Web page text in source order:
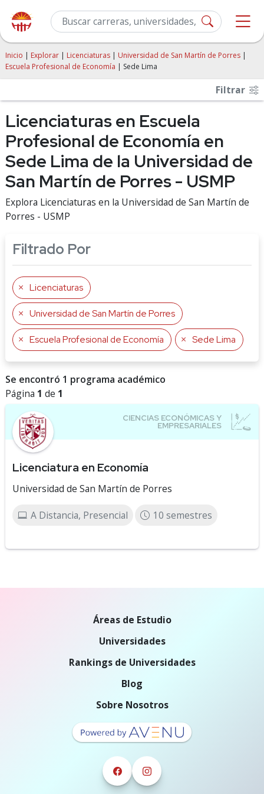
Inicio | Explorar | Licenciaturas | Universidad de San Martín de Porres |
Escuela Profesional de Economía | Sede Lima
Filtrar
Licenciaturas en Escuela
Profesional de Economía en
Sede Lima de la Universidad de
San Martín de Porres - USMP
Explora Licenciaturas en la Universidad de San Martín de
Porres - USMP
Filtrado Por
Licenciaturas
Universidad de San Martín de Porres
Escuela Profesional de Economía Sede Lima
Se encontró 1 programa académico
Página 1 de 1
Licenciatura en Economía
Universidad de San Martín de Porres
A Distancia, Presencial 10 semestres
Áreas de Estudio
Universidades
Rankings de Universidades
Blog
Sobre Nosotros